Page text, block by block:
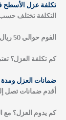
تكلفة عزل الأسطح
التكلفة تختلف حسب
الفوم حوالي 50 ريال للمتر لذلك استشر متخصصاً.
كم تكلفة العزل؟
ضمانات العزل ومدة
أقدم ضمانات تصل إلى 10 سنوات.
كم يدوم العزل؟ مع